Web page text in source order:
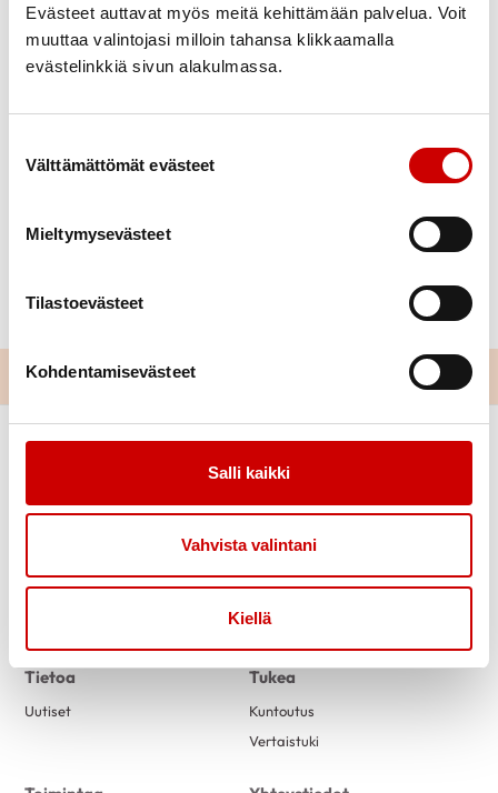
Evästeet auttavat myös meitä kehittämään palvelua. Voit
muuttaa valintojasi milloin tahansa klikkaamalla
evästelinkkiä sivun alakulmassa.
Välttämättömät evästeet
Mieltymysevästeet
Tilastoevästeet
Kohdentamisevästeet
Salli kaikki
Vahvista valintani
Kiellä
Pitkän hiljaiselon jälkeen Nilsiän sydänyhdistyksen
turvaohjeita noudattaen. Tervetuloa kerhoon
pullat aloituksen kunniaksi. Myös odotetut
16 (HUOM. aika).
toiminnasta.
Link to facebook
Link to instagram
Tietoa
Uutiset
Tukea
Kuntoutus
Vertaistuki